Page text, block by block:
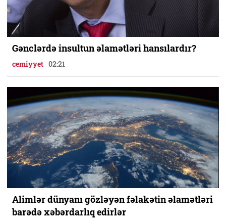
Gənclərdə insultun əlamətləri hansılardır?
cemiyyet 02:21
Alimlər dünyanı gözləyən fəlakətin əlamətləri
barədə xəbərdarlıq edirlər